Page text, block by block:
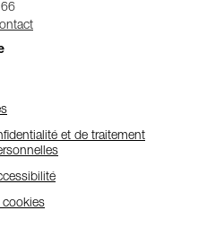
et de traitement
cookies